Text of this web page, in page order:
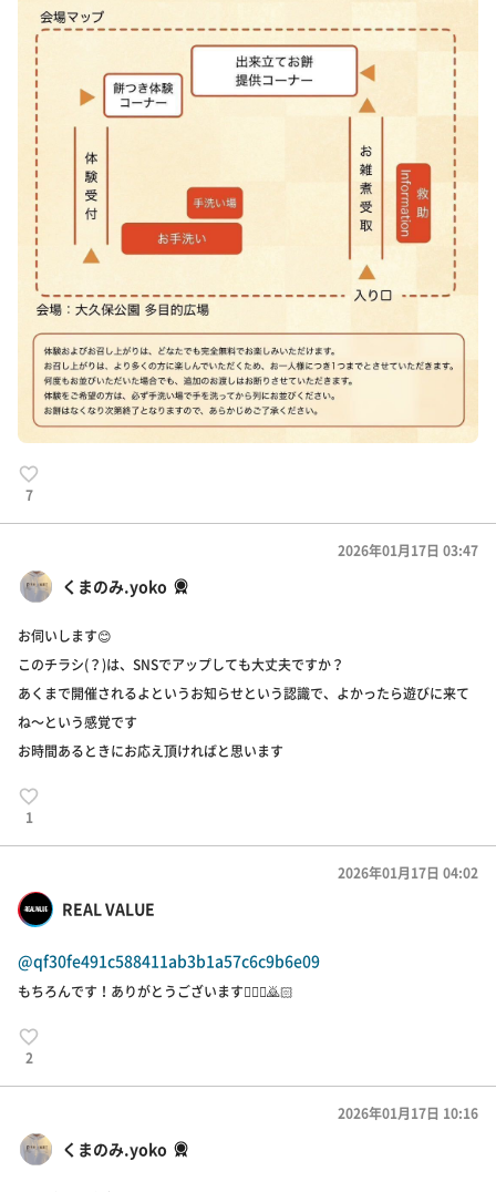
7
くまのみ.yoko
2026年01月17日 03:47
お伺いします😊
このチラシ(？)は、SNSでアップしても大丈夫ですか？
あくまで開催されるよというお知らせという認識で、よかったら遊びに来て
ね～という感覚です
お時間あるときにお応え頂ければと思います
1
REAL VALUE
2026年01月17日 04:02
@qf30fe491c588411ab3b1a57c6c9b6e09
もちろんです！ありがとうございます🙇🏻‍♀️🙇🏻
2
くまのみ.yoko
2026年01月17日 10:16